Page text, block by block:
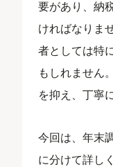
要があり、納
ければなりま
者としては特
もしれません
を抑え、丁寧
今回は、年末
に分けて詳し